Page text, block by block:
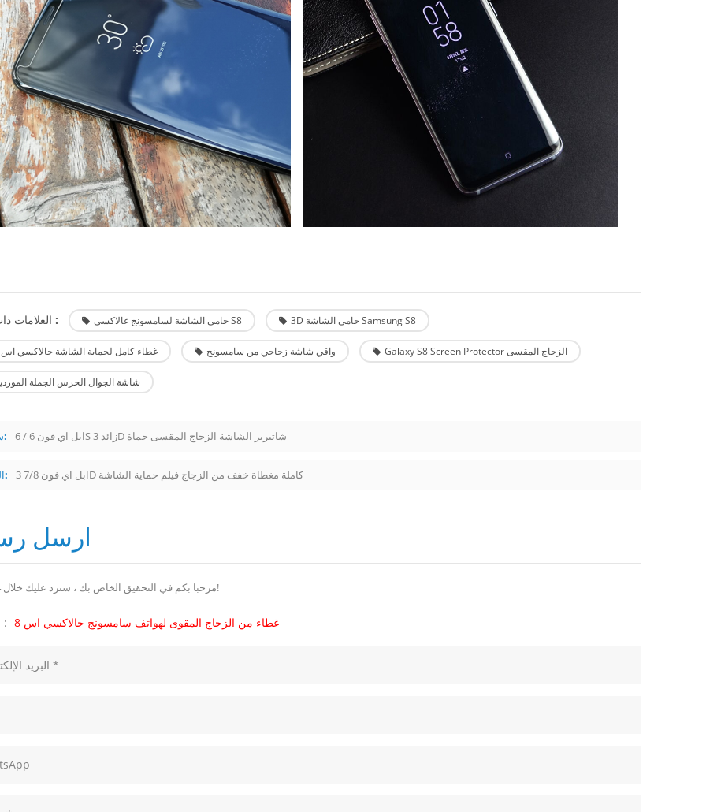
العلامات ذات الصلة : حامي الشاشة لسامسونج غالاكسي S8 3D حامي الشاشة Samsung S8
غطاء كامل لحماية الشاشة جالاكسي اس واقي شاشة زجاجي من سامسونج Galaxy S8 Screen Protector الزجاج المقسى
شاشة الجوال الحرس الجملة
سابق: ابل اي فون 6 / 6S زائد 3D شاتيربر الشاشة الزجاج المقسى حماة
التالى: ابل اي فون 7/8 3D كاملة مغطاة خفف من الزجاج فيلم حماية الشاشة
ارسل
مرحبا بكم في التحقيق الخاص بك ، سنرد عليك خلال 24 ساعة!
موضوع : غطاء من الزجاج المقوى لهواتف سامسونج جالاكسي اس 8